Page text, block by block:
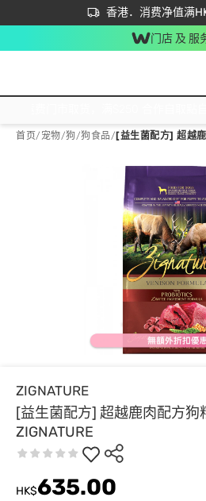
香港．消费净值满
立即成为易赏钱会
首次APP下单买满$450 输
门店 及 服
首页/ 宠物/狗/狗食品/ [益生菌配方] 超越
ZIGNATURE
[益生菌配方] 超越鹿肉配方狗
ZIGNATURE
HK$635.00